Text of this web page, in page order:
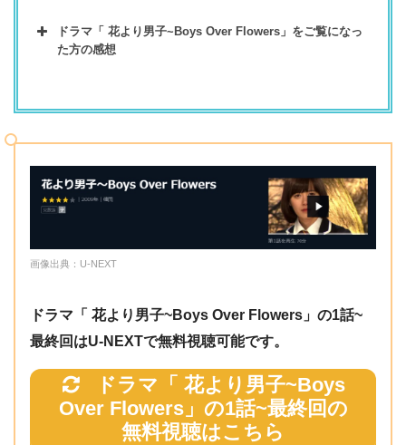
起こした09年最高のヒット作『花より男子～Boys
出は『快傑春香』『ファンタスティック・カップル』
で有名なチョン・ギサンが担当。ニューカレドニアや
マカオでの海外ロケを敢行し、壮大なスケールの作品
ァッション、オリジナルサウンドトラックなど見どこ
ろ一杯の、“第3次韓流ブーム”の代表作。
ル
話
話
「気になる人」
話
５
話
６
「事件続きのニューカレドニア」
ドラマ「 花より男子~Boys Over Flowers」をご覧になっ
た方の感想
るにも関わらず、なぜだかときめいてしまう。神尾先
日本のリメイクバージョン！原作に似せてる所もあっ
たけど、日本とは違う韓国っぽさも見れて面白い。20
代女性
画像出典：U-NEXT
ドラマ「 花より男子~Boys Over Flowers」の1話~
最終回はU-NEXTで無料視聴可能です。
ドラマ「 花より男子~Boys
Over Flowers」の1話~最終回 の
無料視聴はこちら